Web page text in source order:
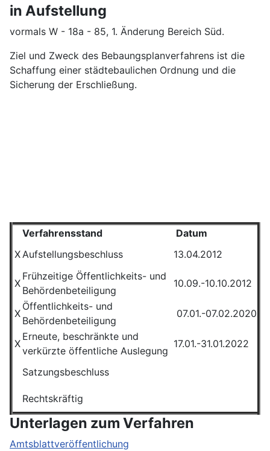
in Aufstellung
vormals W - 18a - 85, 1. Änderung Bereich Süd.
Ziel und Zweck des Bebaungsplanverfahrens ist die
Schaffung einer städtebaulichen Ordnung und die
Sicherung der Erschließung.
Verfahrensstand
Datum
XAufstellungsbeschluss 13.04.2012
X
Frühzeitige Öffentlichkeits- und
Behördenbeteiligung
10.09.-10.10.2012
X
Öffentlichkeits- und
Behördenbeteiligung
07.01.-07.02.2020
X
Erneute, beschränkte und
verkürzte öffentliche Auslegung
17.01.-31.01.2022
Satzungsbeschluss
Rechtskräftig
Unterlagen zum Verfahren
Amtsblattveröffentlichung